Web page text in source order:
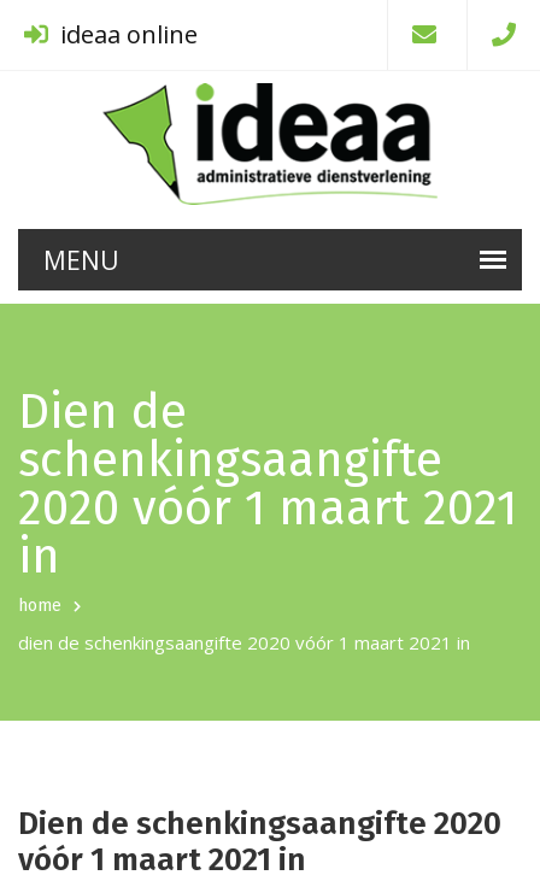
ideaa online
Dien de
schenkingsaangifte
2020 vóór 1 maart 2021
in
home
dien de schenkingsaangifte 2020 vóór 1 maart 2021 in
Dien de schenkingsaangifte 2020
vóór 1 maart 2021 in